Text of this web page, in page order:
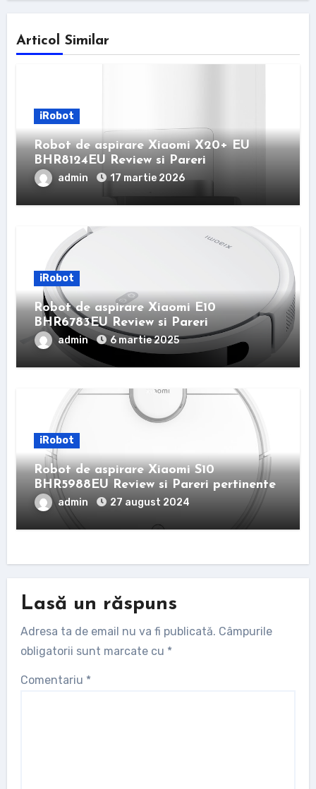
Articol Similar
iRobot
Robot de aspirare Xiaomi X20+ EU
BHR8124EU Review si Pareri
admin 17 martie 2026
iRobot
Robot de aspirare Xiaomi E10
BHR6783EU Review si Pareri
admin 6 martie 2025
iRobot
Robot de aspirare Xiaomi S10
BHR5988EU Review si Pareri pertinente
admin 27 august 2024
Lasă un răspuns
Adresa ta de email nu va fi publicată. Câmpurile
obligatorii sunt marcate cu *
Comentariu *